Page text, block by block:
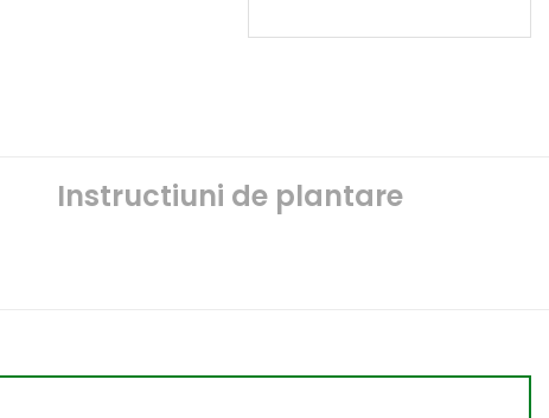
Instructiuni de plantare